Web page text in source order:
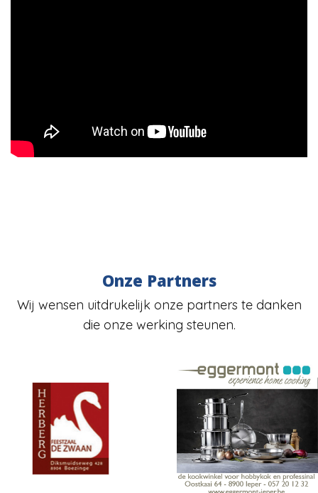
Onze Partners
Wij wensen uitdrukelijk onze partners te danken
die onze werking steunen.